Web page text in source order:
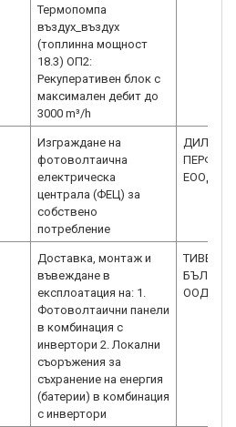
Термопомпа
въздух_въздух
(топлинна мощност
18.3) ОП2:
Рекуперативен блок с
максимален дебит до
3000 m³/h
Изграждане на
фотоволтаична
електрическа
централа (ФЕЦ) за
собствено
потребление
ДИЛЯНА-
ПЕРФЕКТ
ЕООД
Доставка, монтаж и
въвеждане в
експлоатация на: 1.
Фотоволтаични панели
в комбинация с
инвертори 2. Локални
съоръжения за
съхранение на енергия
(батерии) в комбинация
с инвертори
ТИВЕКС
ООД